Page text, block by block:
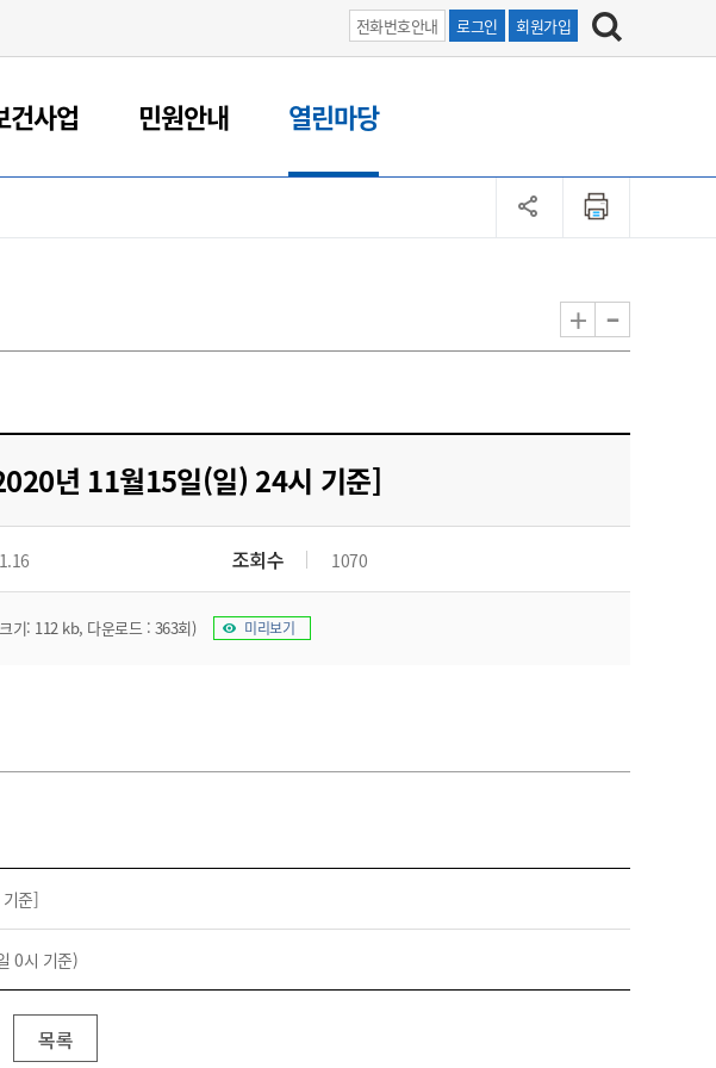
전화번호안내 로그인 회원가입
건사업 민원안내 열린마당
+ -
년 11월15일(일) 24시 기준]
조회수 1070
기: 112 kb, 다운로드 : 363회) 미리보기
준]
0시 기준)
목록